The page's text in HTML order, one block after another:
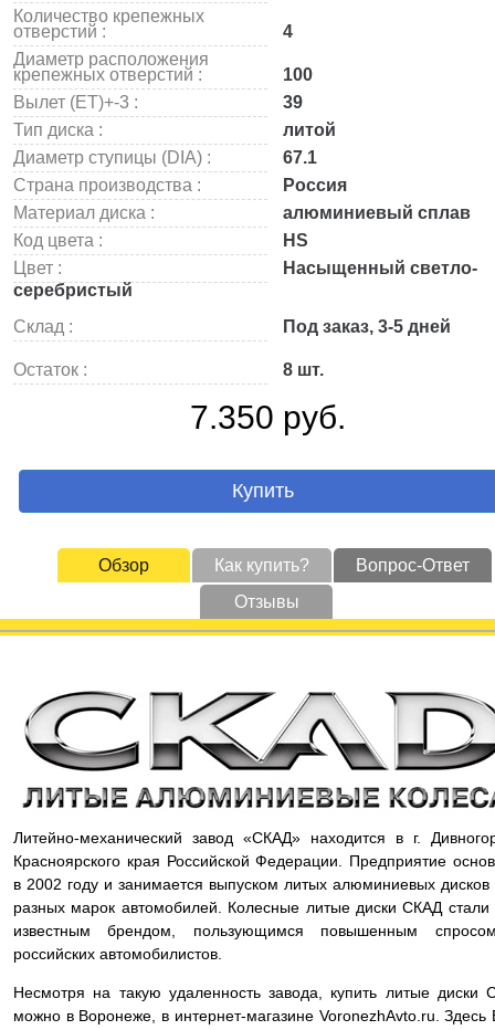
Количество крепежных
отверстий :
4
Диаметр расположения
крепежных отверстий :
100
Вылет (ET)+-3 :
39
Тип диска :
литой
Диаметр ступицы (DIA) :
67.1
Страна производства :
Россия
Материал диска :
алюминиевый сплав
Код цвета :
HS
Цвет :
Насыщенный светло-
серебристый
Склад :
Под заказ, 3-5 дней
Остаток : 8 шт.
7.350 руб.
Купить
Обзор Как купить?
Вопрос-Ответ
Отзывы
Литейно-механический завод «СКАД» находится в г.
Красноярского края Российской Федерации. Предприятие
в 2002 году и занимается выпуском литых алюминиевых дисков
разных марок автомобилей. Колесные литые диски СКАД стали
известным брендом, пользующимся повышенным
российских автомобилистов.
Несмотря на такую удаленность завода, купить литые диски
можно в Воронеже, в интернет-магазине VoronezhAvto.ru. Здесь